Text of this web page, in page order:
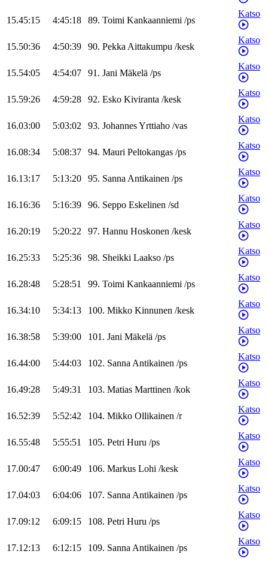
15.45:15 4:45:18 89. Toimi Kankaanniemi /ps
Katso
15.50:36 4:50:39 90. PekkaAittakumpu /kesk
Katso
15.54:05 4:54:07 91. Jani Mäkelä /ps
Katso
15.59:26 4:59:28 92. Esko Kiviranta /kesk
Katso
16.03:00 5:03:02 93. JohannesYrttiaho /vas
Katso
16.08:34 5:08:37 94. Mauri Peltokangas /ps
Katso
16.13:17 5:13:20 95. SannaAntikainen /ps
Katso
16.16:36 5:16:39 96. Seppo Eskelinen /sd
Katso
16.20:19 5:20:22 97. Hannu Hoskonen /kesk
Katso
16.25:33 5:25:36 98. Sheikki Laakso /ps
Katso
16.28:48 5:28:51 99. Toimi Kankaanniemi /ps
Katso
16.34:10 5:34:13 100. Mikko Kinnunen /kesk
Katso
16.38:58 5:39:00 101. Jani Mäkelä /ps
Katso
16.44:00 5:44:03 102. SannaAntikainen /ps
Katso
16.49:28 5:49:31 103. Matias Marttinen /kok
Katso
16.52:39 5:52:42 104. Mikko Ollikainen /r
Katso
16.55:48 5:55:51 105. Petri Huru /ps
Katso
17.00:47 6:00:49 106. Markus Lohi /kesk
Katso
17.04:03 6:04:06 107. SannaAntikainen /ps
Katso
17.09:12 6:09:15 108. Petri Huru /ps
Katso
17.12:13 6:12:15 109. SannaAntikainen /ps
Katso